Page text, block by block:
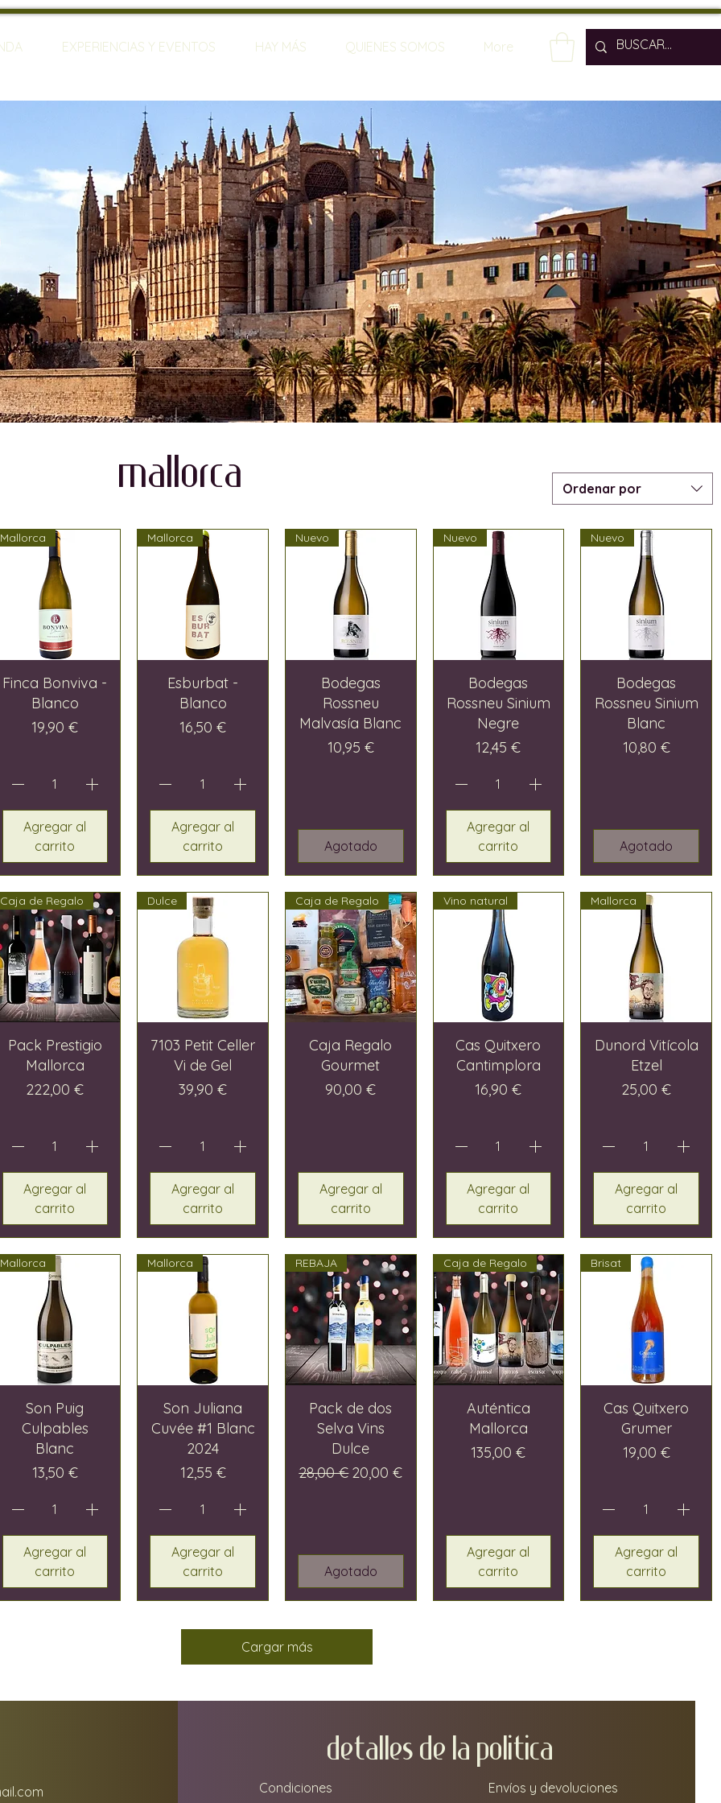
EXPERIENCIAS Y EVENTOS HAY MÁS QUIENES SOMOS More
mallorca Ordenar por
Mallorca
Finca Bonviva -
Blanco
Precio
19,90 €
Agregar al
carrito
Mallorca
Esburbat -
Blanco
Precio
16,50 €
Agregar al
carrito
Nuevo
Bodegas
Rossneu
Malvasía Blanc
Precio
10,95 €
Agotado
Nuevo
Bodegas
Rossneu Sinium
Negre
Precio
12,45 €
Agregar al
carrito
Nuevo
Bodegas
Rossneu Sinium
Blanc
Precio
10,80 €
Agotado
Caja de Regalo
Pack Prestigio
Mallorca
Precio
222,00 €
Agregar al
carrito
Dulce
7103 Petit Celler
Vi de Gel
Precio
39,90 €
Agregar al
carrito
Caja de Regalo
Caja Regalo
Gourmet
Precio
90,00 €
Agregar al
carrito
Vino natural
Cas Quitxero
Cantimplora
Precio
16,90 €
Agregar al
carrito
Mallorca
Dunord Vitícola
Etzel
Precio
25,00 €
Agregar al
carrito
Mallorca
Son Puig
Culpables
Blanc
Precio
13,50 €
Agregar al
carrito
Mallorca
Son Juliana
Cuvée #1 Blanc
2024
Precio
12,55 €
Agregar al
carrito
REBAJA
Pack de dos
Selva Vins
Dulce
Precio
28,00 € Precio de oferta
20,00 €
Agotado
Caja de Regalo
Auténtica
Mallorca
Precio
135,00 €
Agregar al
carrito
Brisat
Cas Quitxero
Grumer
Precio
19,00 €
Agregar al
carrito
Cargar más
DETALLEs DE LA POLITICA
Condiciones Envíos y devoluciones